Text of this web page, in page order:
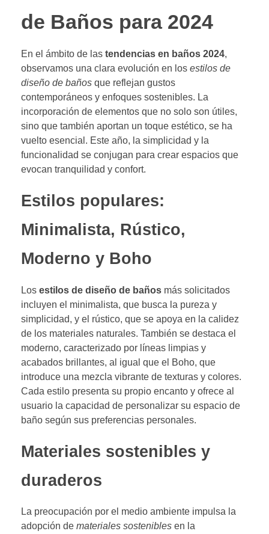
de Baños para 2024
En el ámbito de las tendencias en baños 2024,
observamos una clara evolución en los estilos de
diseño de baños que reflejan gustos
contemporáneos y enfoques sostenibles. La
incorporación de elementos que no solo son útiles,
sino que también aportan un toque estético, se ha
vuelto esencial. Este año, la simplicidad y la
funcionalidad se conjugan para crear espacios que
evocan tranquilidad y confort.
Estilos populares:
Minimalista, Rústico,
Moderno y Boho
Los estilos de diseño de baños más solicitados
incluyen el minimalista, que busca la pureza y
simplicidad, y el rústico, que se apoya en la calidez
de los materiales naturales. También se destaca el
moderno, caracterizado por líneas limpias y
acabados brillantes, al igual que el Boho, que
introduce una mezcla vibrante de texturas y colores.
Cada estilo presenta su propio encanto y ofrece al
usuario la capacidad de personalizar su espacio de
baño según sus preferencias personales.
Materiales sostenibles y
duraderos
La preocupación por el medio ambiente impulsa la
adopción de materiales sostenibles en la